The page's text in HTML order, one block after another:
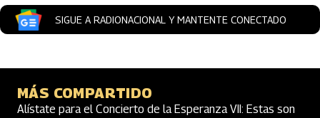
SIGUE A RADIONACIONAL Y MANTENTE CONECTADO
MÁS COMPARTIDO
Alístate para el Concierto de la Esperanza VII: Estas son